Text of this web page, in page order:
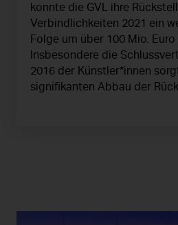
konnte die GVL ihre
Verbindlichkeiten 2021 ein
Folge um über 100 Mio. Euro
Insbesondere die
2016 der Künstler*innen
signifikanten Abbau der